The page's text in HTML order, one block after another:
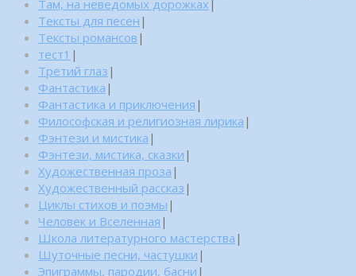
Там, на неведомых дорожках |
Тексты для песен |
Тексты романсов |
тест1 |
Третий глаз |
Фантастика |
Фантастика и приключения |
Философская и религиозная лирика |
Фэнтези и мистика |
Фэнтези, мистика, сказки |
Художественная проза |
Художественный рассказ |
Циклы стихов и поэмы |
Человек и Вселенная |
Школа литературного мастерства |
Шуточные песни, частушки |
Эпиграммы, пародии, басни |